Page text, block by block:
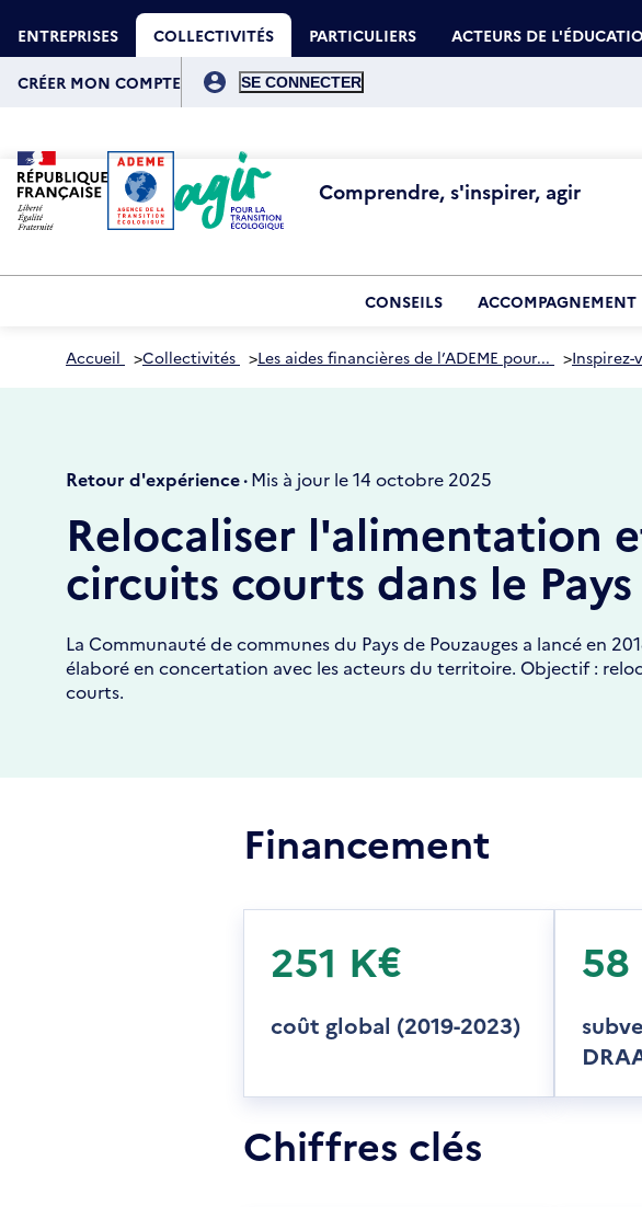
au
contenu
principal
ENTREPRISES COLLECTIVITÉS PARTICULIERS ACTEURS DE
compte
CRÉER MON COMPTE
Comprendre, s'inspirer, agir
CONSEILS ACCOMPAGNEMENT
Accueil >Collectivités >Les aides financières de l’ADEME pour... >Inspirez-
Retour d'expérience ·Mis à jour le 14 octobre 2025
Relocaliser l'alimentation
circuits courts dans le
La Communauté de communes du Pays de Pouzauges a lancé en
élaboré en concertation avec les acteurs du territoire. Objectif :
courts.
Financement
251 K€
coût global (2019-2023)
58
Chiffres clés